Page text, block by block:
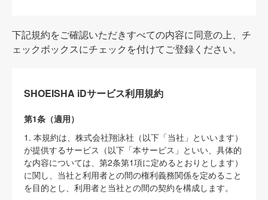
下記規約をご確認いただきすべての内容に同意の上、チ
ェックボックスにチェックを付けてご登録ください。
SHOEISHA iDサービス利用規約
第1条（適用）
1. 本規約は、株式会社翔泳社（以下「当社」といいます）
が提供するサービス（以下「本サービス」といい、具体的
な内容については、第2条第1項に定めるとおりとします）
に関し、当社と利用者との間の権利義務関係を定めること
を目的とし、利用者と当社との間の契約を構成します。